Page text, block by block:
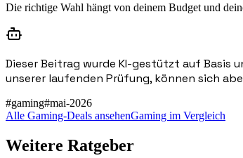
Die richtige Wahl hängt von deinem Budget und
Dieser Beitrag wurde KI-gestützt auf Basis
unserer laufenden Prüfung, können sich
#gaming#mai-2026
Alle Gaming-Deals ansehenGaming im Vergleich
Weitere Ratgeber